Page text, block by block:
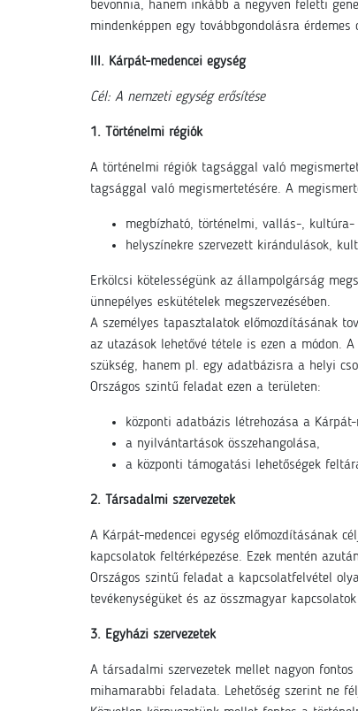
bevonnia, hanem inkább a negyven feletti
mindenképpen egy továbbgondolásra érdemes
III. Kárpát-medencei egység
Cél: A nemzeti egység erősítése
1. Történelmi régiók
A történelmi régiók tagsággal való
tagsággal való megismertetésére. A
megbízható, történelmi, vallás-, kultúra-
helyszínekre szervezett kirándulások,
Erkölcsi kötelességünk az állampolgárság
ünnepélyes eskütételek megszervezésében.
A személyes tapasztalatok előmozdításának
az utazások lehetővé tétele is ezen a módon.
szükség, hanem pl. egy adatbázisra a helyi
Országos szintű feladat ezen a területen:
központi adatbázis létrehozása a
a nyilvántartások összehangolása,
a központi támogatási lehetőségek
2. Társadalmi szervezetek
A Kárpát-medencei egység előmozdításának
kapcsolatok feltérképezése. Ezek mentén
Országos szintű feladat a kapcsolatfelvétel
tevékenységüket és az összmagyar
3. Egyházi szervezetek
A társadalmi szervezetek mellet nagyon
mihamarabbi feladata. Lehetőség szerint ne